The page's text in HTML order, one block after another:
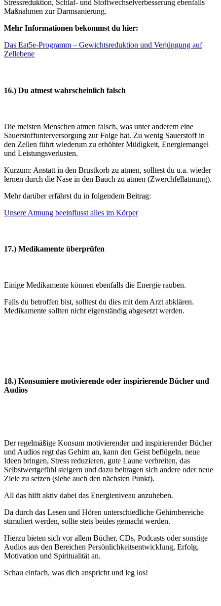
Stressreduktion, Schlaf- und Stoffwechselverbesserung ebenfalls
Maßnahmen zur Darmsanierung.
Mehr Informationen bekommst du hier:
Das Eat5e-Programm – Gewichtsreduktion und Verjüngung auf
Zellebene
16.) Du atmest wahrscheinlich falsch
Die meisten Menschen atmen falsch, was unter anderem eine
Sauerstoffunterversorgung zur Folge hat. Zu wenig Sauerstoff in
den Zellen führt wiederum zu erhöhter Müdigkeit, Energiemangel
und Leistungsverlusten.
Kurzum: Anstatt in den Brustkorb zu atmen, solltest du u.a. wieder
lernen durch die Nase in den Bauch zu atmen (Zwerchfellatmung).
Mehr darüber erfährst du in folgendem Beitrag:
Unsere Atmung beeinflusst alles im Körper
17.) Medikamente überprüfen
Einige Medikamente können ebenfalls die Energie rauben.
Falls du betroffen bist, solltest du dies mit dem Arzt abklären.
Medikamente sollten nicht eigenständig abgesetzt werden.
18.) Konsumiere motivierende oder inspirierende Bücher und
Audios
Der regelmäßige Konsum motivierender und inspirierender Bücher
und Audios regt das Gehirn an, kann den Geist beflügeln, neue
Ideen bringen, Stress reduzieren, gute Laune verbreiten, das
Selbstwertgefühl steigern und dazu beitragen sich andere oder neue
Ziele zu setzen (siehe auch den nächsten Punkt).
All das hilft aktiv dabei das Energieniveau anzuheben.
Da durch das Lesen und Hören unterschiedliche Gehirnbereiche
stimuliert werden, sollte stets beides gemacht werden.
Hierzu bieten sich vor allem Bücher, CDs, Podcasts oder sonstige
Audios aus den Bereichen Persönlichkeitsentwicklung, Erfolg,
Motivation und Spiritualität an.
Schau einfach, was dich anspricht und leg los!